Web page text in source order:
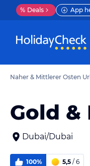
% Deals App
Naher & Mittlerer Osten
Gold &
Dubai/Dubai
100% 5,5 / 6